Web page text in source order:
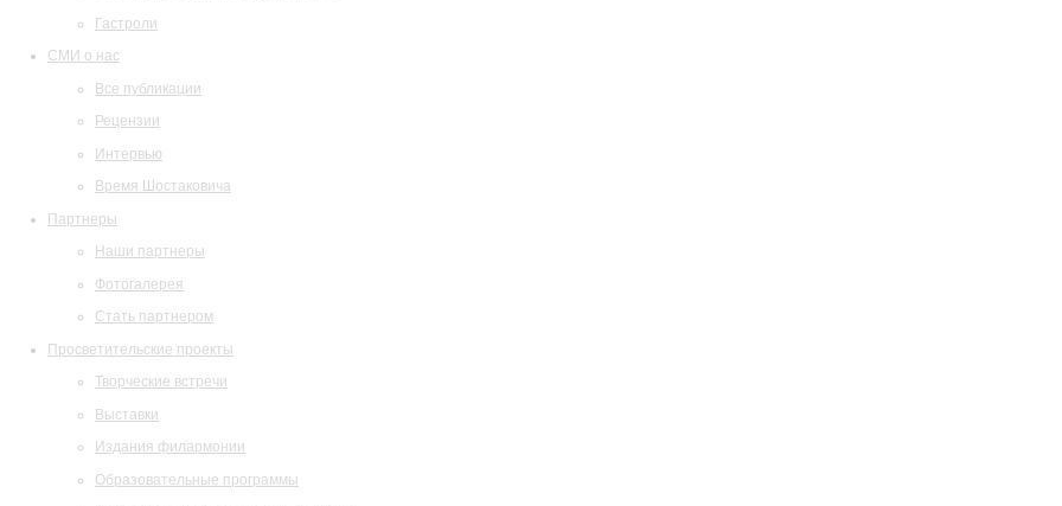
Гастроли
СМИ о нас
Все публикации
Рецензии
Интервью
Время Шостаковича
Партнеры
Наши партнеры
Фотогалерея
Стать партнером
Просветительские проекты
Творческие встречи
Выставки
Издания филармонии
Образовательные программы